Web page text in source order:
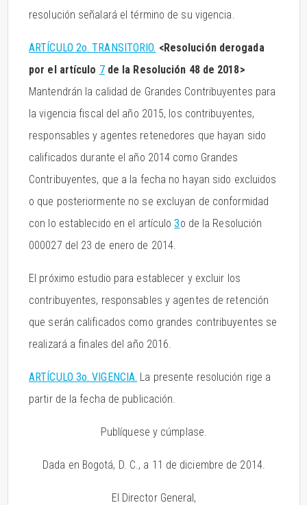
resolución señalará el término de su vigencia.
ARTÍCULO 2o. TRANSITORIO. <Resolución derogada
por el artículo 7de la Resolución 48 de 2018>
Mantendrán la calidad de Grandes Contribuyentes para
la vigencia fiscal del año 2015, los contribuyentes,
responsables y agentes retenedores que hayan sido
calificados durante el año 2014 como Grandes
Contribuyentes, que a la fecha no hayan sido excluidos
o que posteriormente no se excluyan de conformidad
con lo establecido en el artículo3o de la Resolución
000027 del 23 de enero de 2014.
El próximo estudio para establecer y excluir los
contribuyentes, responsables y agentes de retención
que serán calificados como grandes contribuyentes se
realizará a finales del año 2016.
ARTÍCULO 3o. VIGENCIA. La presente resolución rige a
partir de la fecha de publicación.
Publíquese y cúmplase.
Dada en Bogotá, D. C., a 11 de diciembre de 2014.
El Director General,